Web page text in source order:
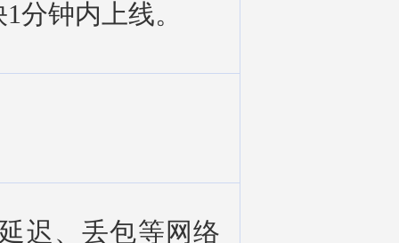
分钟内上线。
迟、丢包等网络